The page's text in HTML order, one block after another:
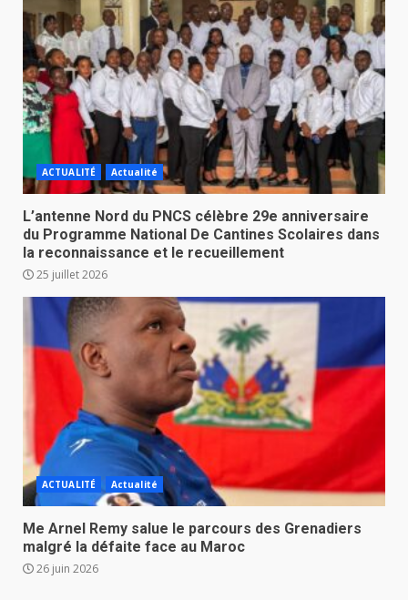
ACTUALITÉ Actualité
L’antenne Nord du PNCS célèbre 29e anniversaire
du Programme National De Cantines Scolaires dans
la reconnaissance et le recueillement
25 juillet 2026
ACTUALITÉ Actualité
Me Arnel Remy salue le parcours des Grenadiers
malgré la défaite face au Maroc
26 juin 2026